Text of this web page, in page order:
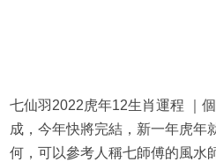
七仙羽2022虎年12生肖運程 ｜
成，今年快將完結，新一年虎年
何，可以參考人稱七師傅的風水